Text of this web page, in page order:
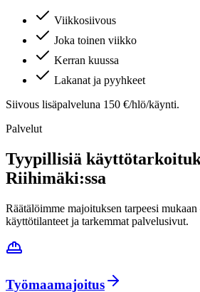
Viikkosiivous
Joka toinen viikko
Kerran kuussa
Lakanat ja pyyhkeet
Siivous lisäpalveluna 150 €/hlö/käynti.
Palvelut
Tyypillisiä
Riihimäki:ssa
Räätälöimme majoituksen tarpeesi
käyttötilanteet ja tarkemmat palvelusivut.
Työmaamajoitus